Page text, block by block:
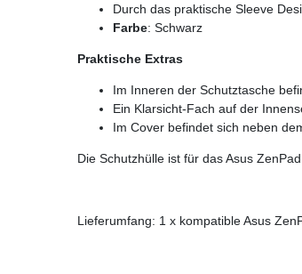
Durch das praktische Sleeve
Farbe: Schwarz
Praktische Extras
Im Inneren der Schutztasche
Ein Klarsicht-Fach auf der
Im Cover befindet sich neben
Die Schutzhülle ist für das Asus
Lieferumfang: 1 x kompatible Asus